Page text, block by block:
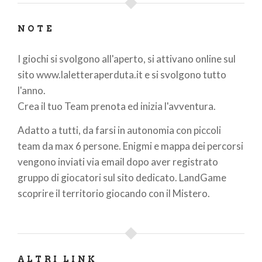
NOTE
I giochi si svolgono all'aperto, si attivano online sul
sito www.laletteraperduta.it e si svolgono tutto
l'anno.
Crea il tuo Team prenota ed inizia l'avventura.
Adatto a tutti, da farsi in autonomia con piccoli
team da max 6 persone. Enigmi e mappa dei percorsi
vengono inviati via email dopo aver registrato
gruppo di giocatori sul sito dedicato. LandGame
scoprire il territorio giocando con il Mistero.
ALTRI LINK